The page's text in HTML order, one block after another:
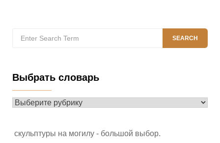
for:
SEARCH
Выбрать словарь
Выбрать
скульптуры на могилу - большой выбор.